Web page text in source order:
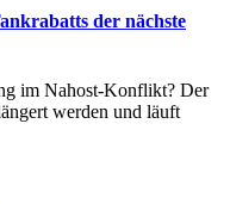
der nächste
im Nahost-Konflikt? Der
werden und läuft